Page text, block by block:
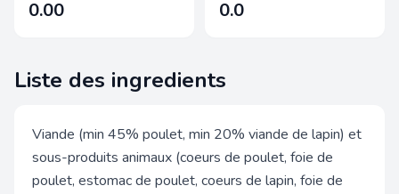
0.00 0.0
Liste des ingredients
Viande (min 45% poulet, min 20% viande de lapin) et
sous-produits animaux (coeurs de poulet, foie de
poulet, estomac de poulet, coeurs de lapin, foie de